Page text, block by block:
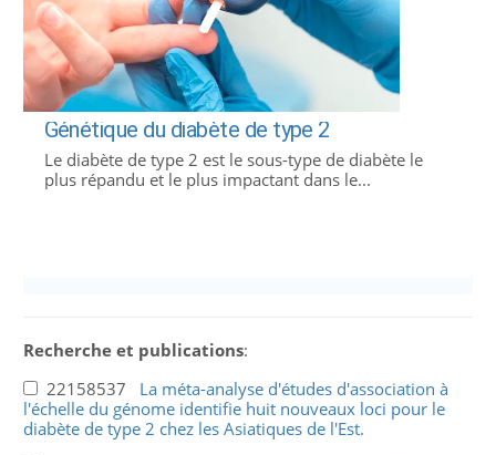
Génétique du diabète de type 2
Le diabète de type 2 est le sous-type de diabète le
plus répandu et le plus impactant dans le...
Recherche et publications:
22158537 La méta-analyse d'études d'association à
l'échelle du génome identifie huit nouveaux loci pour le
diabète de type 2 chez les Asiatiques de l'Est.